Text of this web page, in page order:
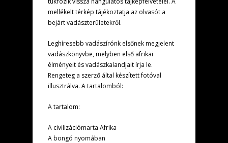
mellékelt térkép tájékoztatja az olvasót a
bejárt vadászterületekről.
Leghíresebb vadászírónk elsőnek megjelent
vadászkönyvbe, melyben első afrikai
élményeit és vadászkalandjait írja le.
Rengeteg a szerző által készített fotóval
illusztrálva. A tartalomból:
A tartalom:
A civilizációmarta Afrika
A bongó nyomában